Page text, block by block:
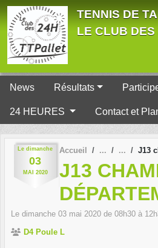
TENNIS DE
LE CLUB DES
News Résultats
24 HEURES Contact et
Le dimanche
03
MAI 2020
Accueil J13
J13
Le dimanche 03 mai 2020 de 08h30 à
D4 Poule L
Panneau de gestion des cookies